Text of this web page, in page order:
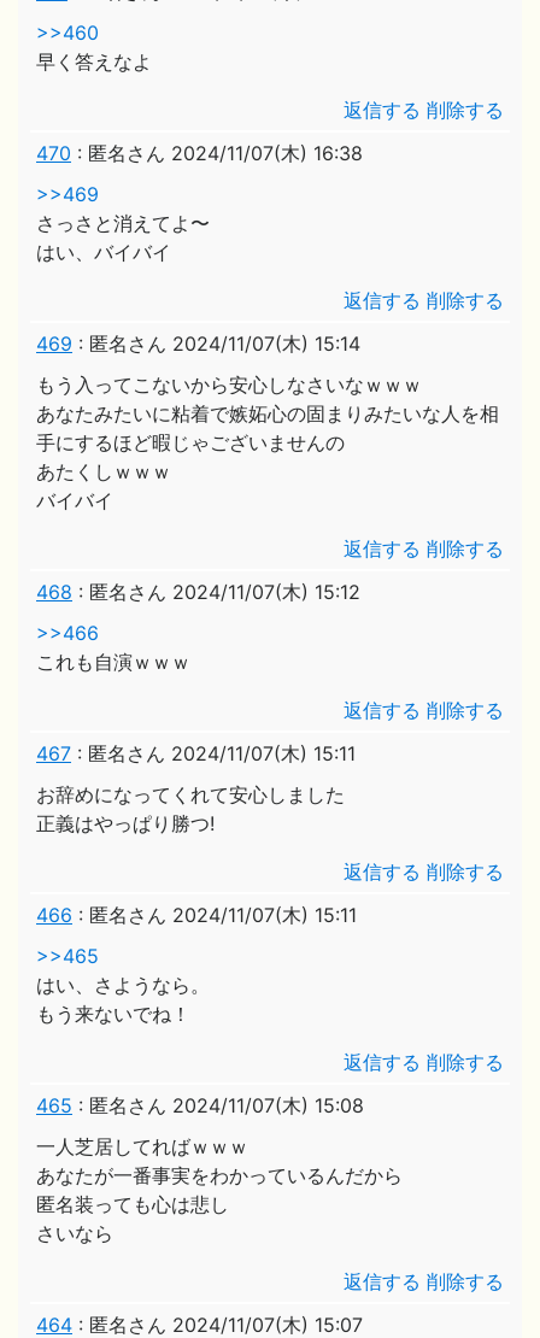
>>460
早く答えなよ
返信する 削除する
470 : 匿名さん 2024/11/07(木) 16:38
>>469
さっさと消えてよ〜
はい、バイバイ
返信する 削除する
469 : 匿名さん 2024/11/07(木) 15:14
もう入ってこないから安心しなさいなｗｗｗ
あなたみたいに粘着で嫉妬心の固まりみたいな人を相
手にするほど暇じゃございませんの
あたくしｗｗｗ
バイバイ
返信する 削除する
468 : 匿名さん 2024/11/07(木) 15:12
>>466
これも自演ｗｗｗ
返信する 削除する
467 : 匿名さん 2024/11/07(木) 15:11
お辞めになってくれて安心しました
正義はやっぱり勝つ!
返信する 削除する
466 : 匿名さん 2024/11/07(木) 15:11
>>465
はい、さようなら。
もう来ないでね！
返信する 削除する
465 : 匿名さん 2024/11/07(木) 15:08
一人芝居してればｗｗｗ
あなたが一番事実をわかっているんだから
匿名装っても心は悲し
さいなら
返信する 削除する
464 : 匿名さん 2024/11/07(木) 15:07